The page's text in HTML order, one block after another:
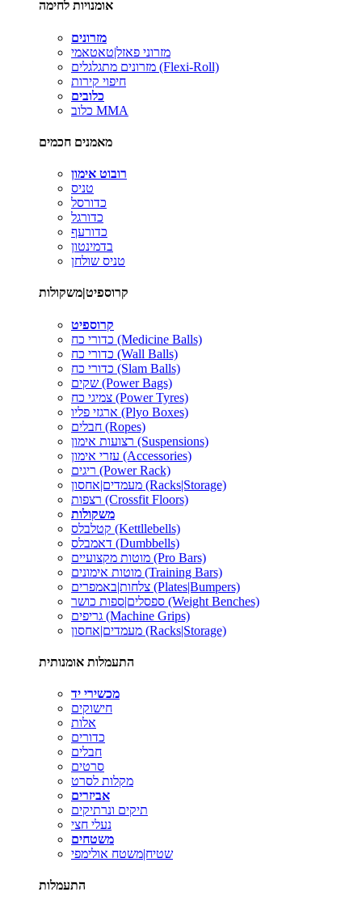
אומנויות לחימה
מזרונים
מזרוני פאזל|טאטאמי
מזרונים מתגלגלים (Flexi-Roll)
חיפוי קירות
כלובים
כלוב MMA
מאמנים חכמים
רובוט אימון
טניס
כדורסל
כדורגל
כדורעף
בדמינטון
טניס שולחן
קרוספיט|משקולות
קרוספיט
כדורי כח (Medicine Balls)
כדורי כח (Wall Balls)
כדורי כח (Slam Balls)
שקים (Power Bags)
צמיגי כח (Power Tyres)
ארגזי פליו (Plyo Boxes)
חבלים (Ropes)
רצועות אימון (Suspensions)
עזרי אימון (Accessories)
ריגים (Power Rack)
מעמדים|אחסון (Racks|Storage)
רצפות (Crossfit Floors)
משקולות
קטלבלס (Kettllebells)
דאמבלס (Dumbbells)
מוטות מקצועיים (Pro Bars)
מוטות אימונים (Training Bars)
צלחות|באמפרים (Plates|Bumpers)
ספסלים|ספות כושר (Weight Benches)
גריפים (Machine Grips)
מעמדים|אחסון (Racks|Storage)
התעמלות אומנותית
מכשירי יד
חישוקים
אלות
כדורים
חבלים
סרטים
מקלות לסרט
אביזרים
תיקים ונרתיקים
נעלי חצי
משטחים
שטיח|משטח אולימפי
התעמלות